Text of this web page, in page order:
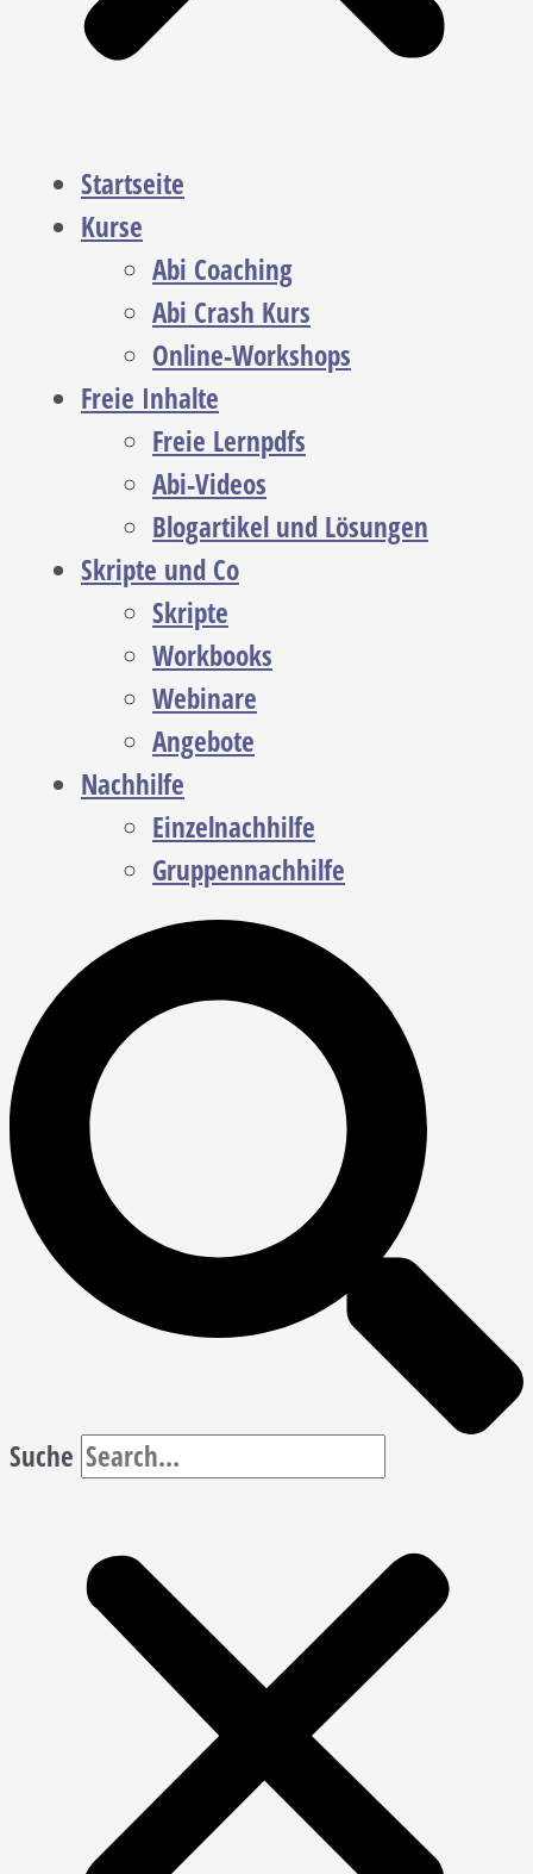
Startseite
Kurse
Abi Coaching
Abi Crash Kurs
Online-Workshops
Freie Inhalte
Freie Lernpdfs
Abi-Videos
Blogartikel und Lösungen
Skripte und Co
Skripte
Workbooks
Webinare
Angebote
Nachhilfe
Einzelnachhilfe
Gruppennachhilfe
Suche